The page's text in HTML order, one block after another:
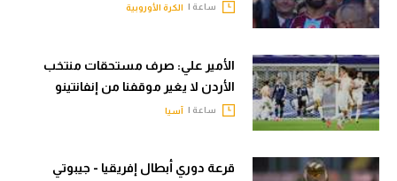
ساعة | الكرة الأوروبية
الأمير علي: صرف مستحقات منتخب
الأردن لا يغير موقفنا من إنفانتينو
ساعة | آسيا
قرعة دوري أبطال إفريقيا - جيبوتي